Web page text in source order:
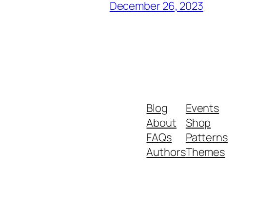
December 26, 2023
Blog
About
FAQs
Authors
Events
Shop
Patterns
Themes